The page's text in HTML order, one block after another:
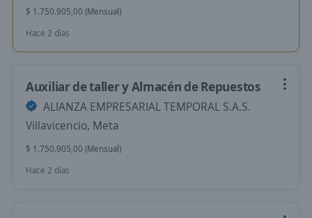
$ 1.750.905,00 (Mensual)
Hace 2 días
Auxiliar de taller y Almacén de Repuestos
ALIANZA EMPRESARIAL TEMPORAL S.A.S.
Villavicencio, Meta
$ 1.750.905,00 (Mensual)
Hace 2 días